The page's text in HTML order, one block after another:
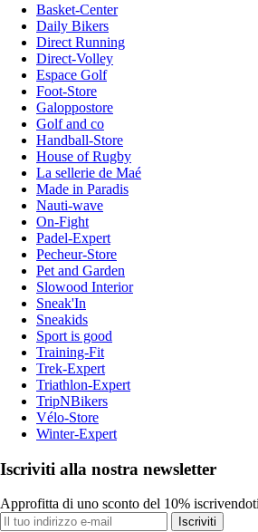
Basket-Center
Daily Bikers
Direct Running
Direct-Volley
Espace Golf
Foot-Store
Galoppostore
Golf and co
Handball-Store
House of Rugby
La sellerie de Maé
Made in Paradis
Nauti-wave
On-Fight
Padel-Expert
Pecheur-Store
Pet and Garden
Slowood Interior
Sneak'In
Sneakids
Sport is good
Training-Fit
Trek-Expert
Triathlon-Expert
TripNBikers
Vélo-Store
Winter-Expert
Iscriviti alla nostra newsletter
Approfitta di uno sconto del 10%
Iscriviti